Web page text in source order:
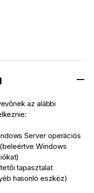
az alábbi
Server operációs
Windows
tapasztalat
hasonló eszköz)